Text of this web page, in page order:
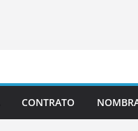
CONTRATO